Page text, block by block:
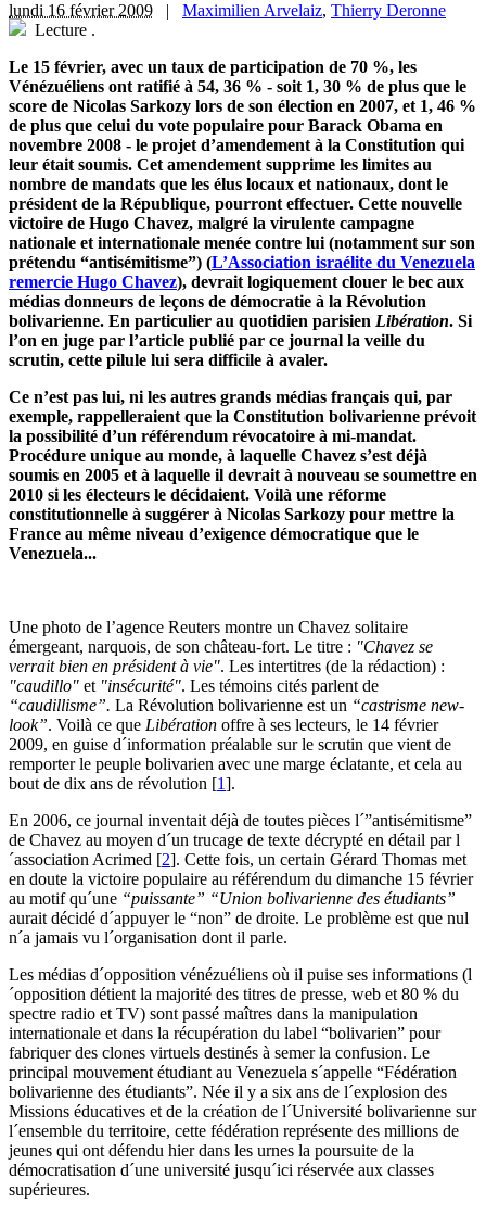
lundi 16 février 2009 | Maximilien Arvelaiz, Thierry Deronne
Lecture .
Le 15 février, avec un taux de participation de 70 %, les
Vénézuéliens ont ratifié à 54, 36 % - soit 1, 30 % de plus que le
score de Nicolas Sarkozy lors de son élection en 2007, et 1, 46 %
de plus que celui du vote populaire pour Barack Obama en
novembre 2008 - le projet d’amendement à la Constitution qui
leur était soumis. Cet amendement supprime les limites au
nombre de mandats que les élus locaux et nationaux, dont le
président de la République, pourront effectuer. Cette nouvelle
victoire de Hugo Chavez, malgré la virulente campagne
nationale et internationale menée contre lui (notamment sur son
prétendu “antisémitisme”) (L’Association israélite du Venezuela
remercie Hugo Chavez), devrait logiquement clouer le bec aux
médias donneurs de leçons de démocratie à la Révolution
bolivarienne. En particulier au quotidien parisien Libération. Si
l’on en juge par l’article publié par ce journal la veille du
scrutin, cette pilule lui sera difficile à avaler.
Ce n’est pas lui, ni les autres grands médias français qui, par
exemple, rappelleraient que la Constitution bolivarienne prévoit
la possibilité d’un référendum révocatoire à mi-mandat.
Procédure unique au monde, à laquelle Chavez s’est déjà
soumis en 2005 et à laquelle il devrait à nouveau se soumettre en
2010 si les électeurs le décidaient. Voilà une réforme
constitutionnelle à suggérer à Nicolas Sarkozy pour mettre la
France au même niveau d’exigence démocratique que le
Venezuela...
Une photo de l’agence Reuters montre un Chavez solitaire
émergeant, narquois, de son château-fort. Le titre : "Chavez se
verrait bien en président à vie". Les intertitres (de la rédaction) :
"caudillo" et "insécurité". Les témoins cités parlent de
“caudillisme”. La Révolution bolivarienne est un “castrisme new-
look”. Voilà ce que Libération offre à ses lecteurs, le 14 février
2009, en guise d´information préalable sur le scrutin que vient de
remporter le peuple bolivarien avec une marge éclatante, et cela au
bout de dix ans de révolution [1].
En 2006, ce journal inventait déjà de toutes pièces l´”antisémitisme”
de Chavez au moyen d´un trucage de texte décrypté en détail par l
´association Acrimed [2]. Cette fois, un certain Gérard Thomas met
en doute la victoire populaire au référendum du dimanche 15 février
au motif qu´une “puissante” “Union bolivarienne des étudiants”
aurait décidé d´appuyer le “non” de droite. Le problème est que nul
n´a jamais vu l´organisation dont il parle.
Les médias d´opposition vénézuéliens où il puise ses informations (l
´opposition détient la majorité des titres de presse, web et 80 % du
spectre radio et TV) sont passé maîtres dans la manipulation
internationale et dans la récupération du label “bolivarien” pour
fabriquer des clones virtuels destinés à semer la confusion. Le
principal mouvement étudiant au Venezuela s´appelle “Fédération
bolivarienne des étudiants”. Née il y a six ans de l´explosion des
Missions éducatives et de la création de l´Université bolivarienne sur
l´ensemble du territoire, cette fédération représente des millions de
jeunes qui ont défendu hier dans les urnes la poursuite de la
démocratisation d´une université jusqu´ici réservée aux classes
supérieures.